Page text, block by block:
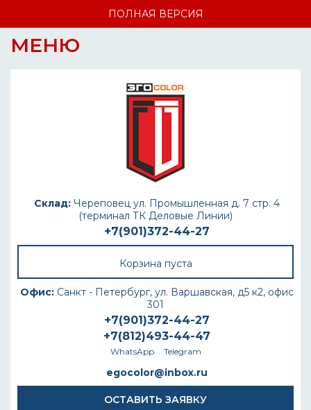
ПОЛНАЯ ВЕРСИЯ
МЕНЮ
Склад: Череповец ул. Промышленная д. 7 стр. 4
(терминал ТК Деловые Линии)
+7(901)372-44-27
Корзина пуста
Офис: Санкт - Петербург, ул. Варшавская, д5 к2, офис
301
+7(901)372-44-27
+7(812)493-44-47
WhatsApp Telegram
egocolor@inbox.ru
ОСТАВИТЬ ЗАЯВКУ